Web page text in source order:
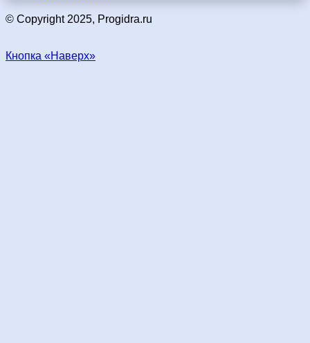
© Copyright 2025, Progidra.ru
Кнопка «Наверх»